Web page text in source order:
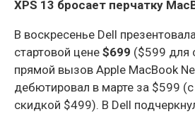
XPS 13 бросает перчатку
В воскресенье Dell
стартовой цене $699 ($599 для
прямой вызов Apple MacBook
дебютировал в марте за $599
скидкой $499). В Dell